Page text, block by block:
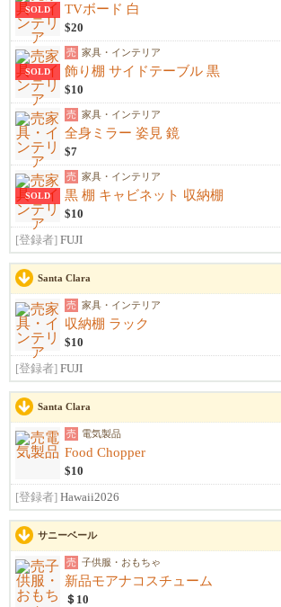
SOLD TVボード 白
$20
SOLD
売 家具・インテリア
飾り棚 サイドテーブル 黒
$10
売 家具・インテリア
全身ミラー 姿見 鏡
$7
SOLD
売 家具・インテリア
黒 棚 キャビネット 収納棚
$10
[登録者] FUJI
Santa Clara
売 家具・インテリア
収納棚 ラック
$10
[登録者] FUJI
Santa Clara
売 電気製品
Food Chopper
$10
[登録者] Hawaii2026
サニーベール
売 子供服・おもちゃ
新品モアナコスチューム
＄10